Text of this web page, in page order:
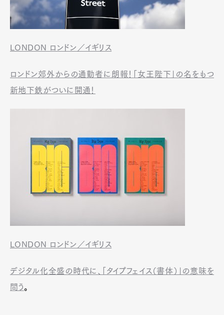
LONDON ロンドン／イギリス
ロンドン郊外からの通勤者に朗報！「女王陛下」の名をもつ
新地下鉄がついに開通！
LONDON ロンドン／イギリス
デジタル化全盛の時代に、「タイプフェイス（書体）」の意味を
問う。